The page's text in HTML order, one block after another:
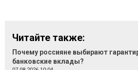
Читайте также:
Почему россияне выбирают
банковские вклады?